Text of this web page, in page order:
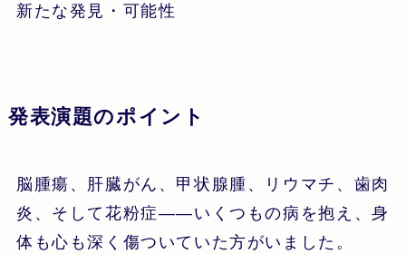
新たな発見・可能性
発表演題のポイント
脳腫瘍、肝臓がん、甲状腺腫、リウマチ、歯肉
炎、そして花粉症——いくつもの病を抱え、身
体も心も深く傷ついていた方がいました。